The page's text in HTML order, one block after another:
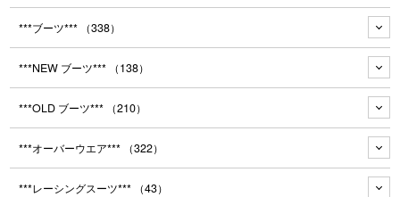
***ブーツ*** （338）
***NEW ブーツ*** （138）
***OLD ブーツ*** （210）
***オーバーウエア*** （322）
***レーシングスーツ*** （43）